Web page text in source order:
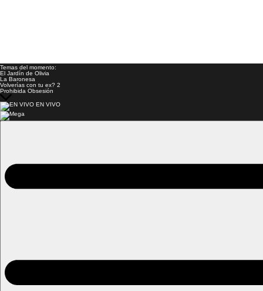
Temas del momento:
El Jardín de Olivia
La Baronesa
Volverías con tu ex? 2
Prohibida Obsesión
EN VIVO